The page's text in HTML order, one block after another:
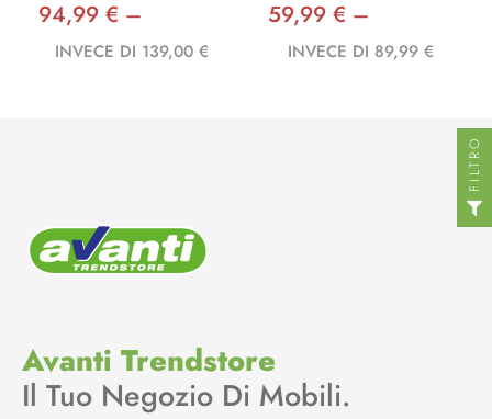
94,99 € –
INVECE DI 139,00 €
59,99 € –
INVECE DI 89,99 €
Avanti Trendstore
Il Tuo Negozio Di Mobili.
FILTRO